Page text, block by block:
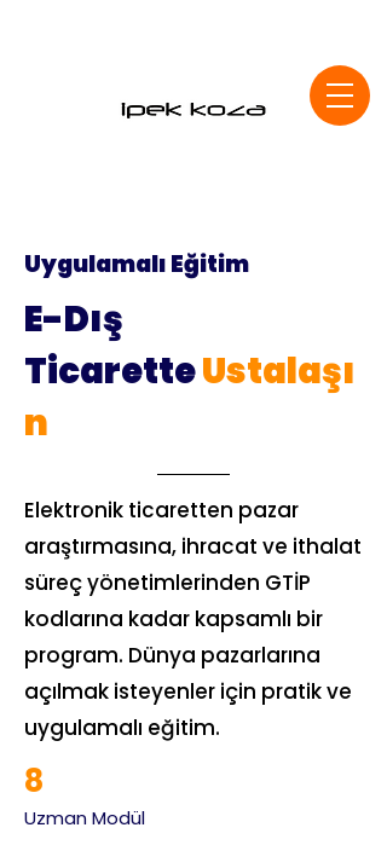
Uygulamalı Eğitim
E-Dış
TicaretteUstalaşı
n
Elektronik ticaretten pazar
araştırmasına, ihracat ve ithalat
süreç yönetimlerinden GTİP
kodlarına kadar kapsamlı bir
program. Dünya pazarlarına
açılmak isteyenler için pratik ve
uygulamalı eğitim.
8
Uzman Modül